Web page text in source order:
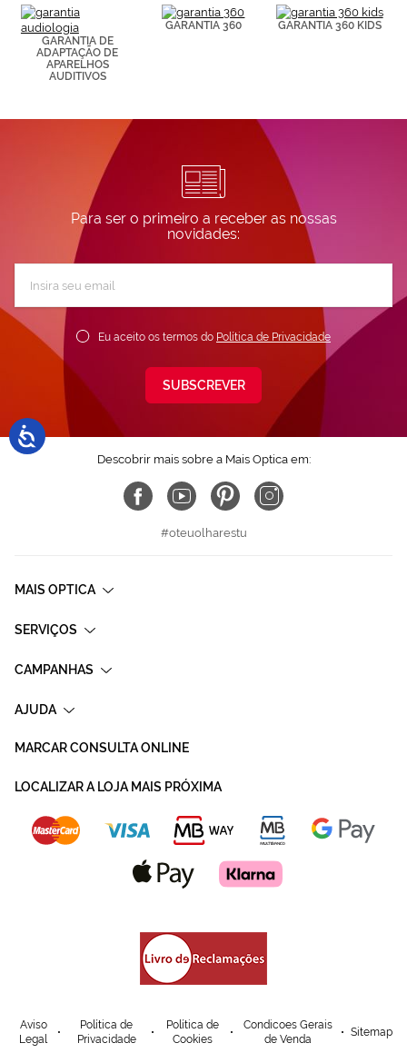
GARANTIA DE
ADAPTAÇÃO DE
APARELHOS
AUDITIVOS
GARANTIA 360 GARANTIA 360 KIDS
Para ser o primeiro a receber as nossas
novidades:
Newsletter:
Eu aceito os termos do Política de Privacidade
SUBSCREVER
Descobrir mais sobre a Mais Optica em:
#oteuolharestu
MAIS OPTICA
SERVIÇOS
CAMPANHAS
AJUDA
MARCAR CONSULTA ONLINE
LOCALIZAR A LOJA MAIS PRÓXIMA
Aviso
Legal
Política de
Privacidade
Política de
Cookies
Condicoes Gerais
de Venda
Sitemap